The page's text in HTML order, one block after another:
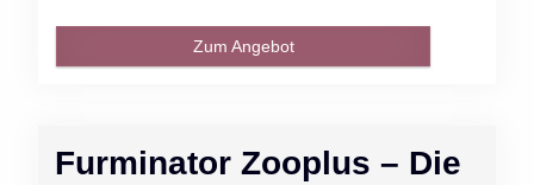
Furminator Zooplus – Die
Zum Angebot